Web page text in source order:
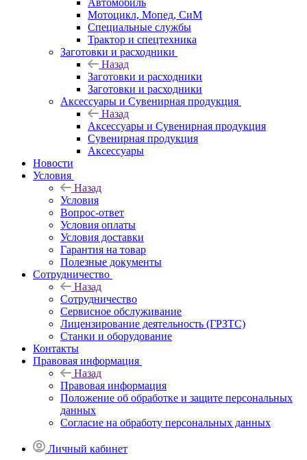
Автомобиль
Мотоцикл, Мопед, СиМ
Специальные службы
Трактор и спецтехника
Заготовки и расходники
Назад
Заготовки и расходники
Заготовки и расходники
Аксессуары и Сувенирная продукция
Назад
Аксессуары и Сувенирная продукция
Сувенирная продукция
Аксессуары
Новости
Условия
Назад
Условия
Вопрос-ответ
Условия оплаты
Условия доставки
Гарантия на товар
Полезные документы
Сотрудничество
Назад
Сотрудничество
Сервисное обслуживание
Лицензирование деятельность (ГРЗТС)
Станки и оборудование
Контакты
Правовая информация
Назад
Правовая информация
Положение об обработке и защите персональных
данных
Согласие на обработу персональных данных
Личный кабинет